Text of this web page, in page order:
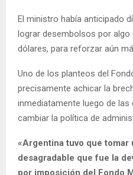
El ministro había anticipado
lograr desembolsos por algo
dólares, para reforzar aún
Uno de los planteos del
precisamente achicar la
inmediatamente luego de
cambiar la política de
«Argentina tuvo que tomar
desagradable que fue la
por imposición del Fondo